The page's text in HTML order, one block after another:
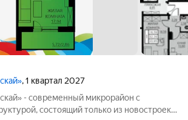
, 1 квартал 2027
- современный микрорайон с
состоящий только из новостроек.